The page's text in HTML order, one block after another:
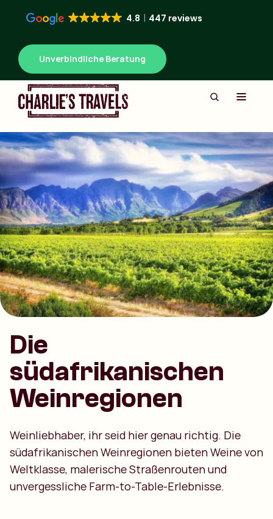
4.8 447 reviews
Unverbindliche Beratung
Die
südafrikanischen
Weinregionen
Weinliebhaber, ihr seid hier genau richtig. Die
südafrikanischen Weinregionen bieten Weine von
Weltklasse, malerische Straßenrouten und
unvergessliche Farm-to-Table-Erlebnisse.